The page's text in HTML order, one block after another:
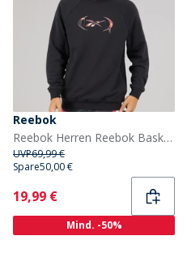
Reebok
Reebok Herren Reebok Basketball Heat Wave Grafik Hoodie Schwarz
UVP69,99 €
Spare50,00 €
Current
19,99 €
Mind. -50%